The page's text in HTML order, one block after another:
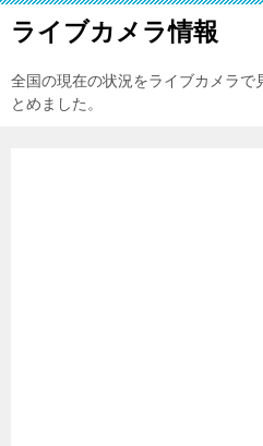
ライブカメラ情報
全国の現在の状況をライブカメラで
とめました。